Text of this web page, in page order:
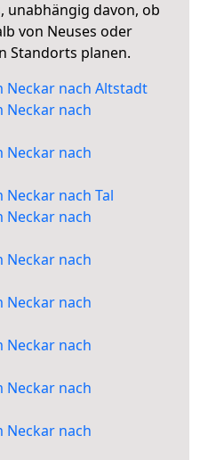
unabhängig davon, ob
von Neuses oder
Standorts planen.
Neckar nach Altstadt
Neckar nach
Neckar nach
nach Tal
Neckar nach
Neckar nach
Neckar nach
Neckar nach
Neckar nach
Neckar nach